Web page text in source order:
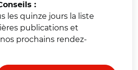
:
les quinze jours la liste
publications et
prochains rendez-